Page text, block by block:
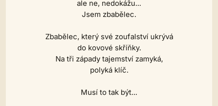
ale ne, nedokážu...
Jsem zbabělec.
Zbabělec, který své zoufalství ukrývá
do kovové skříňky.
Na tři západy tajemství zamyká,
polyká klíč.
Musí to tak být...